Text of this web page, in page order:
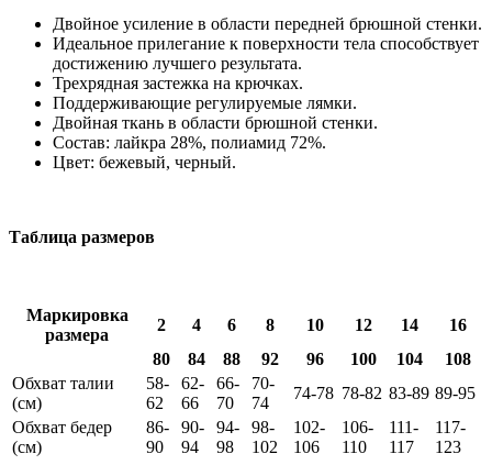
Двойное усиление в области передней брюшной стенки.
Идеальное прилегание к поверхности тела способствует
достижению лучшего результата.
Трехрядная застежка на крючках.
Поддерживающие регулируемые лямки.
Двойная ткань в области брюшной стенки.
Состав: лайкра 28%, полиамид 72%.
Цвет: бежевый, черный.
Таблица размеров
Маркировка
размера
2 4 6 8 10 12 14
16
80
84 88 92 96 100 104
108
Обхват талии
(см)
58-
62
62-
66
66-
70
70-
74
74-78 78-82 83-89 89-95
Обхват бедер
(см)
86-
90
90-
94
94-
98
98-
102
102-
106
106-
110
111-
117
117-
123